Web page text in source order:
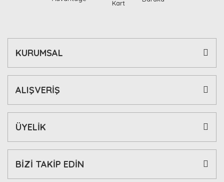
KURUMSAL
ALIŞVERİŞ
ÜYELİK
BİZİ TAKİP EDİN